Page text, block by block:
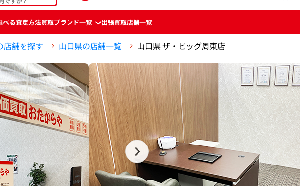
べる査定方法買取ブランド一覧 出張買取店舗一覧
店舗を探す 山口県の店舗一覧 山口県 ザ・ビッグ周東店